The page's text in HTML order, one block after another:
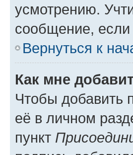
усмотрению.
сообщение, если
Вернуться к
Как мне
Чтобы добавить
её в личном
пункт